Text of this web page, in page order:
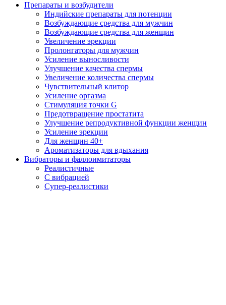
Препараты и возбудители
Индийские препараты для потенции
Возбуждающие средства для мужчин
Возбуждающие средства для женщин
Увеличение эрекции
Пролонгаторы для мужчин
Усиление выносливости
Улучшение качества спермы
Увеличение количества спермы
Чувствительный клитор
Усиление оргазма
Стимуляция точки G
Предотвращение простатита
Улучшение репродуктивной функции женщин
Усиление эрекции
Для женщин 40+
Ароматизаторы для вдыхания
Вибраторы и фаллоимитаторы
Реалистичные
С вибрацией
Супер-реалистики